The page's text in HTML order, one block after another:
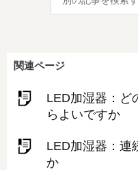
関連ページ
LED加湿器：ど
らよいですか
LED加湿器：連
か